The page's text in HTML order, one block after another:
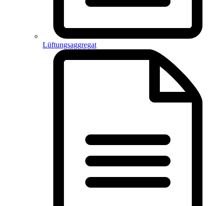
Lüftungsaggregat